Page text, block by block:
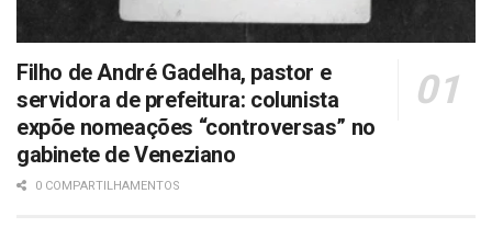
Filho de André Gadelha, pastor e
servidora de prefeitura: colunista
expõe nomeações “controversas” no
gabinete de Veneziano
0 COMPARTILHAMENTOS